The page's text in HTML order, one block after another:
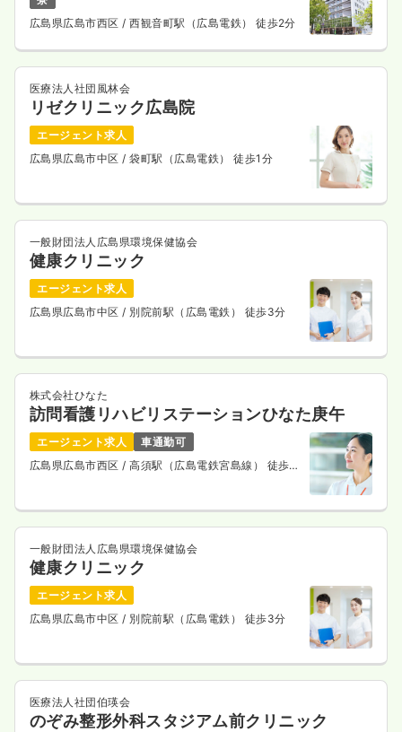
広島県広島市西区/ 西観音町駅（広島電鉄） 徒歩2分
医療法人社団風林会
リゼクリニック広島院
エージェント求人
広島県広島市中区 / 袋町駅（広島電鉄） 徒歩1分
一般財団法人広島県環境保健協会
健康クリニック
エージェント求人
広島県広島市中区 / 別院前駅（広島電鉄） 徒歩3分
株式会社ひなた
訪問看護リハビリステーションひなた庚午
エージェント求人
車通勤可
広島県広島市西区 / 高須駅（広島電鉄宮島線） 徒歩5
一般財団法人広島県環境保健協会
健康クリニック
エージェント求人
広島県広島市中区 / 別院前駅（広島電鉄） 徒歩3分
医療法人社団伯瑛会
のぞみ整形外科スタジアム前クリニック